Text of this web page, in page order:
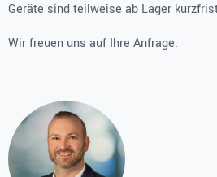
Geräte sind teilweise ab Lager
Wir freuen uns auf Ihre Anfrage.